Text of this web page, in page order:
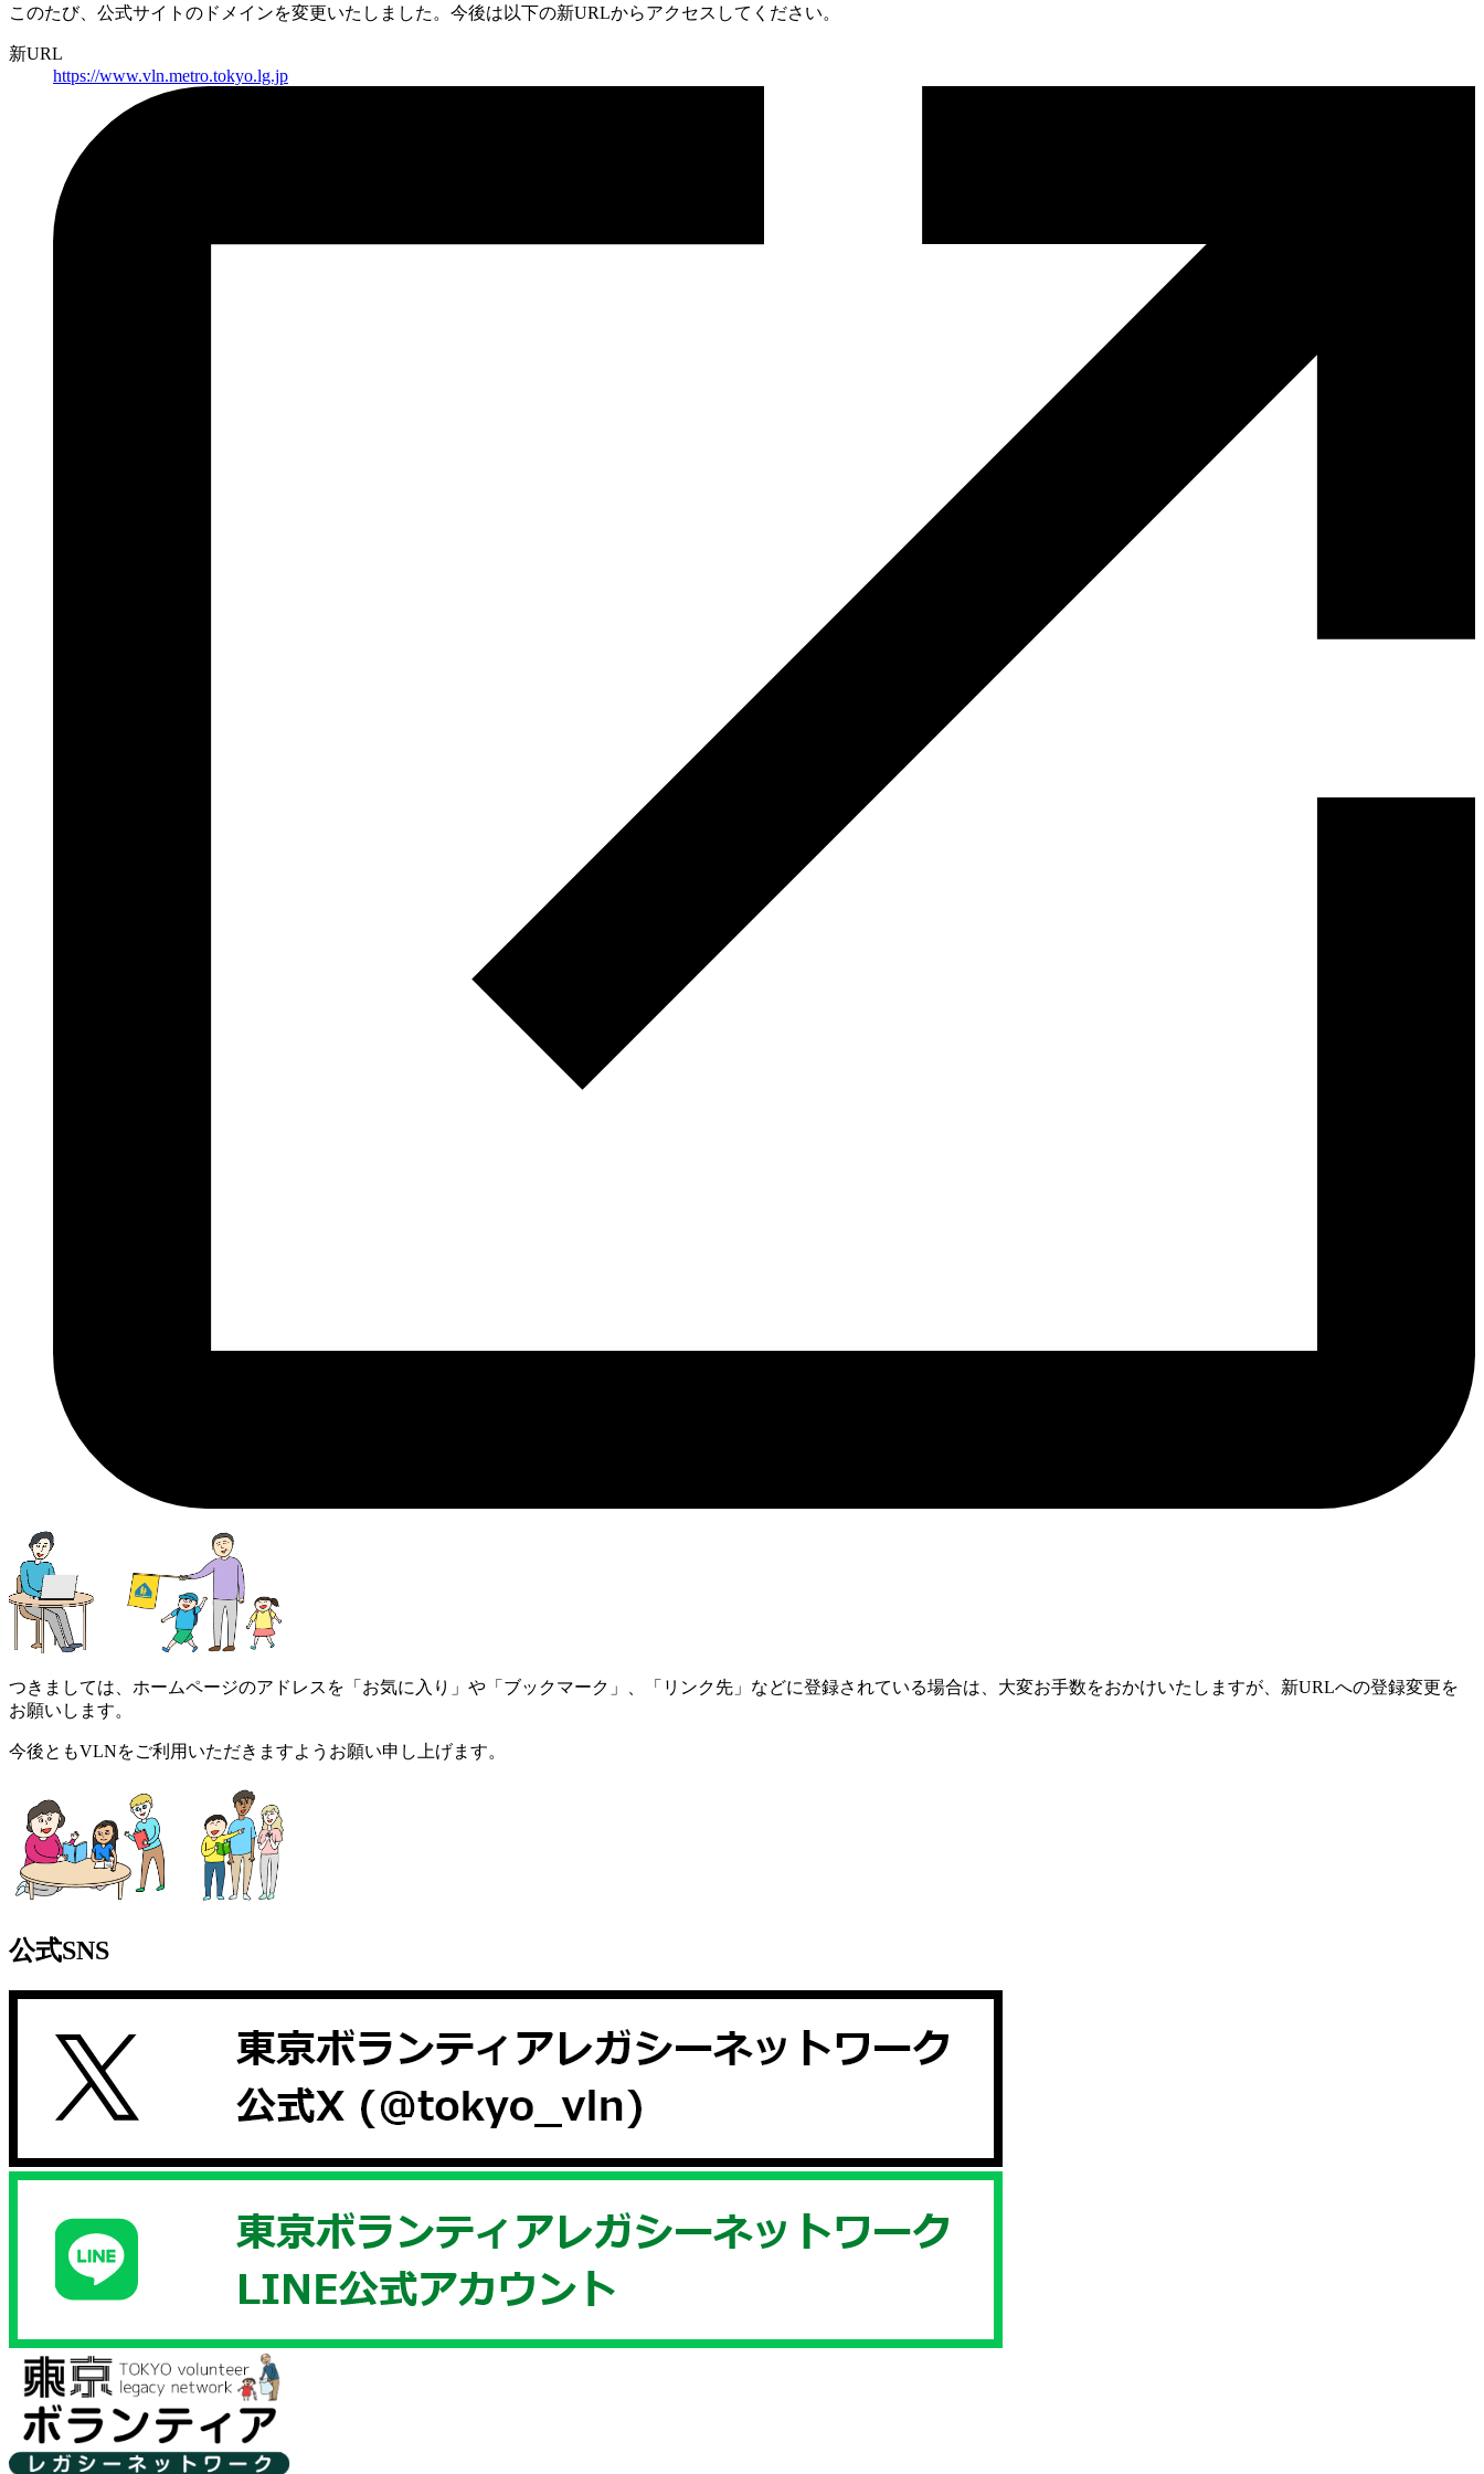
このたび、公式サイトのドメインを変更いたしました。 今後は以下の新URLからアクセスしてください。
新URL
https://www.vln.metro.tokyo.lg.jp
つきましては、ホームページのアドレスを「お気に入り」や「ブックマーク」、「リンク先」などに登録されている場合は、大変お手数をおかけいたしますが、新URLへの登録変更を
お願いします。
今後ともVLNをご利用いただきますようお願い申し上げます。
公式SNS